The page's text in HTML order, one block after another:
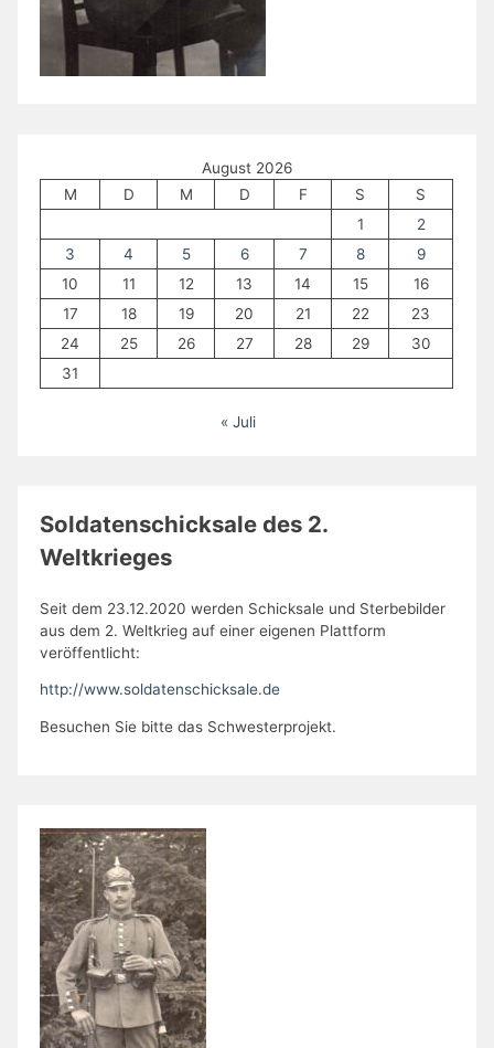
August 2026
M
D M D F S
S
1
2
3
4 5 6 7 8
9
10
11 12 13 14 15
16
17
18 19 20 21 22
23
24
25 26 27 28 29
30
31
« Juli
Soldatenschicksale des 2.
Weltkrieges
Seit dem 23.12.2020 werden Schicksale und Sterbebilder
aus dem 2. Weltkrieg auf einer eigenen Plattform
veröffentlicht:
http://www.soldatenschicksale.de
Besuchen Sie bitte das Schwesterprojekt.